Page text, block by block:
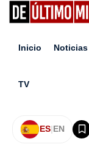
Inicio Noticias
TV
ES|EN